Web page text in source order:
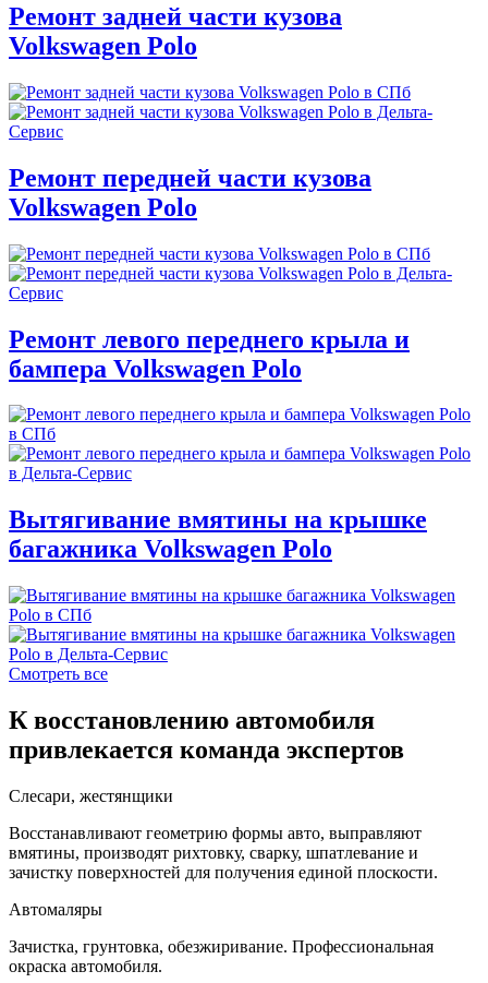
Ремонт задней части кузова
Volkswagen Polo
Ремонт передней части кузова
Volkswagen Polo
Ремонт левого переднего крыла и
бампера Volkswagen Polo
Вытягивание вмятины на крышке
багажника Volkswagen Polo
Смотреть все
К восстановлению автомобиля
привлекается команда экспертов
Слесари, жестянщики
Восстанавливают геометрию формы авто, выправляют
вмятины, производят рихтовку, сварку, шпатлевание и
зачистку поверхностей для получения единой плоскости.
Автомаляры
Зачистка, грунтовка, обезжиривание. Профессиональная
окраска автомобиля.